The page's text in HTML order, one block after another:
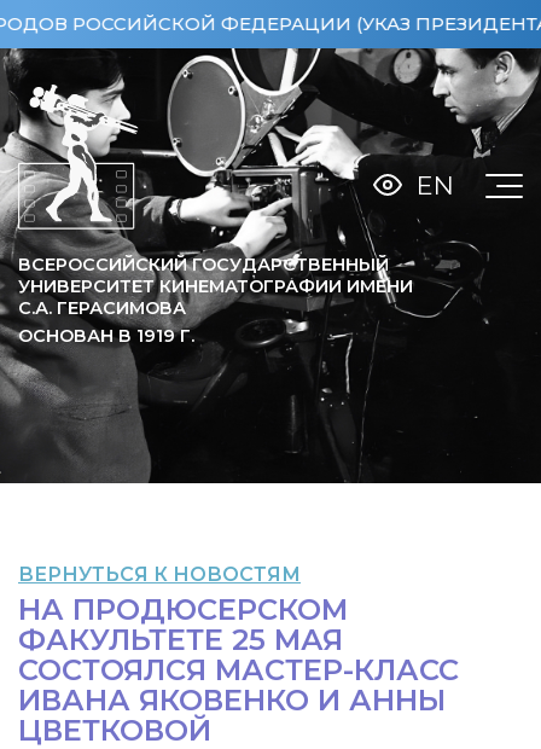
РОССИЙСКОЙ ФЕДЕРАЦИИ (УКАЗ ПРЕЗИДЕНТА РФ
ВСЕРОССИЙСКИЙ ГОСУДАРСТВЕННЫЙ
УНИВЕРСИТЕТ КИНЕМАТОГРАФИИ ИМЕНИ
С.А. ГЕРАСИМОВА
ОСНОВАН В 1919Г.
EN
ВЕРНУТЬСЯ К НОВОСТЯМ
НА ПРОДЮСЕРСКОМ
ФАКУЛЬТЕТЕ 25 МАЯ
СОСТОЯЛСЯ МАСТЕР-КЛАСС
ИВАНА ЯКОВЕНКО И АННЫ
ЦВЕТКОВОЙ